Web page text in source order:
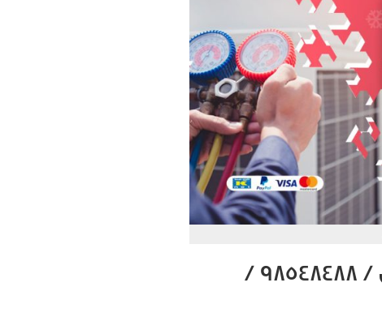
تصليح مكيفات الشعب البحري / 98548488 /